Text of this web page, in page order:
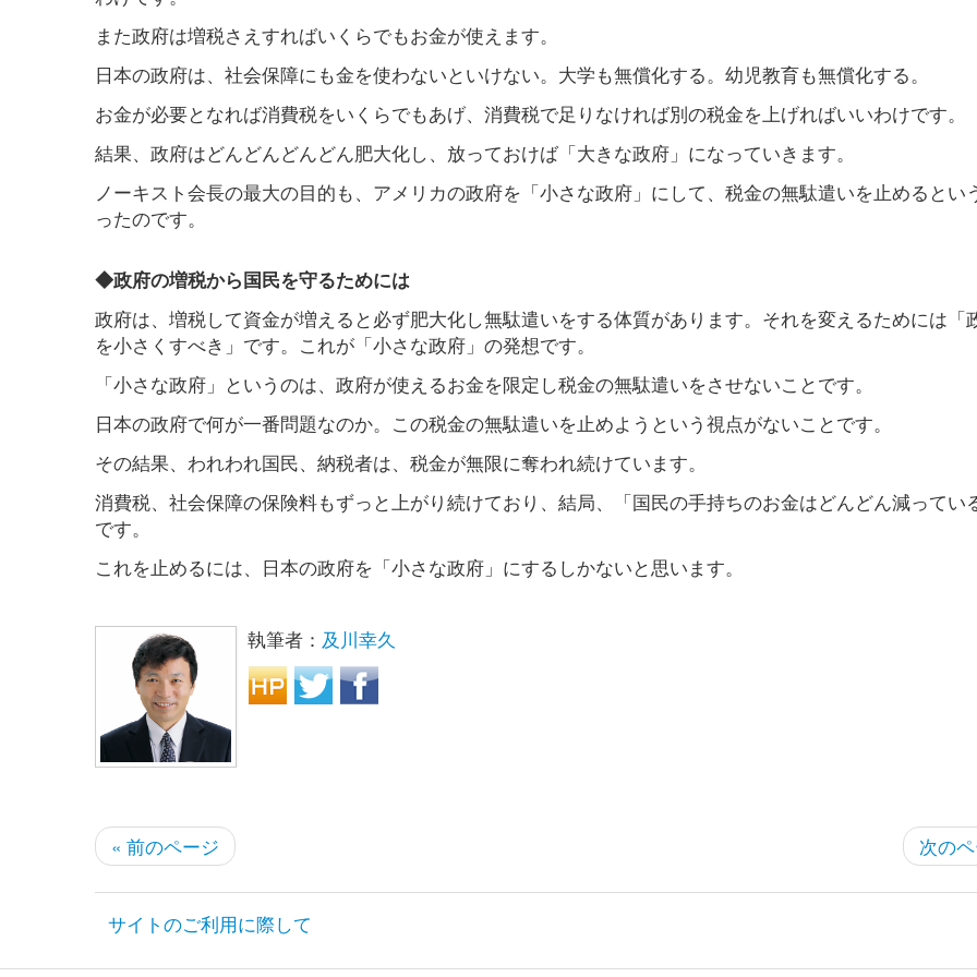
また政府は増税さえすればいくらでもお金が使えます。
日本の政府は、社会保障にも金を使わないといけない。大学も無償化する。幼児教育も無償化する。
お金が必要となれば消費税をいくらでもあげ、消費税で足りなければ別の税金を上げればいいわけです。
結果、政府はどんどんどんどん肥大化し、放っておけば「大きな政府」になっていきます。
ノーキスト会長の最大の目的も、アメリカの政府を「小さな政府」にして、税金の無駄遣いを止めるとい
ったのです。
◆政府の増税から国民を守るためには
政府は、増税して資金が増えると必ず肥大化し無駄遣いをする体質があります。それを変えるためには「
を小さくすべき」です。これが「小さな政府」の発想です。
「小さな政府」というのは、政府が使えるお金を限定し税金の無駄遣いをさせないことです。
日本の政府で何が一番問題なのか。この税金の無駄遣いを止めようという視点がないことです。
その結果、われわれ国民、納税者は、税金が無限に奪われ続けています。
消費税、社会保障の保険料もずっと上がり続けており、結局、「国民の手持ちのお金はどんどん減ってい
です。
これを止めるには、日本の政府を「小さな政府」にするしかないと思います。
執筆者： 及川幸久
« 前のページ 次の
サイトのご利用に際して